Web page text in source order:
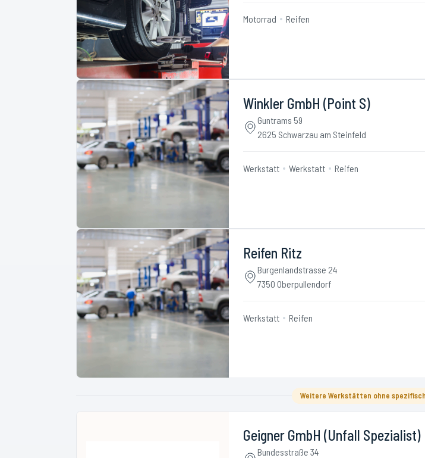
Motorrad Reifen
Winkler GmbH (Point S)
Guntrams 59
2625 Schwarzau am Steinfeld
Werkstatt Werkstatt Reifen
Reifen Ritz
Burgenlandstrasse 24
7350 Oberpullendorf
Werkstatt Reifen
Weitere Werkstätten ohne
Geigner GmbH (Unfall Spezialist)
Bundesstraße 34